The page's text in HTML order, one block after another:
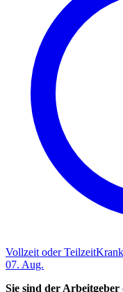
Vollzeit oder Teilzeit
07. Aug.
Sie sind der Arbeitgeber